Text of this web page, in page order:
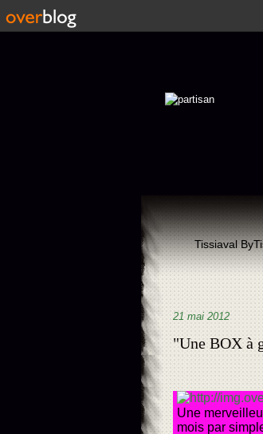
Tissiaval
21 mai 2012
"Une BOX à
Une
mois par